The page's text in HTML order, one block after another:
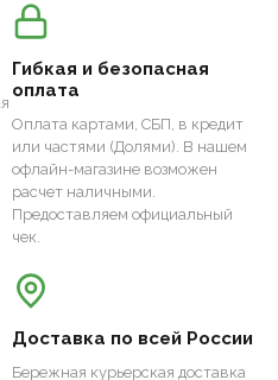
Гибкая и безопасная
оплата
Оплата картами, СБП, в кредит
или частями (Долями). В нашем
офлайн-магазине возможен
расчет наличными.
Предоставляем официальный
чек.
Доставка по всей России
Бережная курьерская доставка